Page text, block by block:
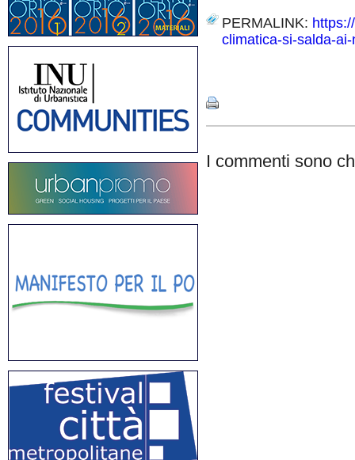
PERMALINK:
climatica-si-salda-ai-
I commenti sono